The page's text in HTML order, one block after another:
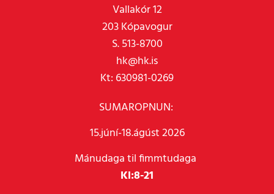
Vallakór 12
203 Kópavogur
S. 513-8700
hk@hk.is
Kt: 630981-0269
SUMAROPNUN:
15.júní-18.ágúst 2026
Mánudaga til fimmtudaga
Kl:8-21